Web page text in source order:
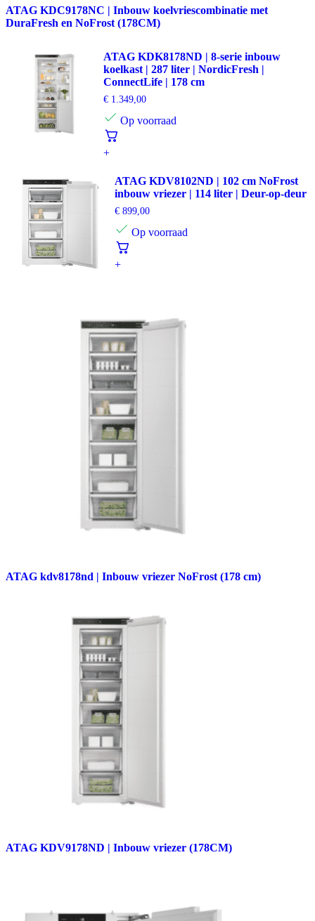
ATAG KDC9178NC | Inbouw koelvriescombinatie met
DuraFresh en NoFrost (178CM)
ATAG KDK8178ND | 8-serie inbouw
koelkast | 287 liter | NordicFresh |
ConnectLife | 178 cm
€1.349,00
Op voorraad
+
ATAG KDV8102ND | 102 cm NoFrost
inbouw vriezer | 114 liter | Deur-op-deur
€899,00
Op voorraad
+
ATAG kdv8178nd | Inbouw vriezer NoFrost (178 cm)
ATAG KDV9178ND | Inbouw vriezer (178CM)